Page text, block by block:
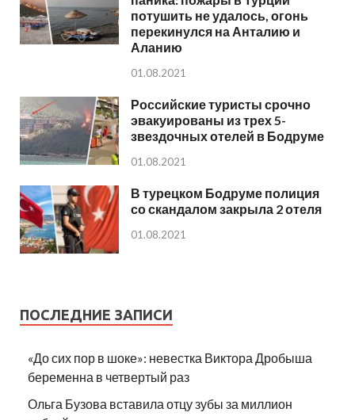
потушить не удалось, огонь
перекинулся на Анталию и
Аланию
01.08.2021
Российские туристы срочно
эвакуированы из трех 5-
звездочных отелей в Бодруме
01.08.2021
В турецком Бодруме полиция
со скандалом закрыла 2 отеля
01.08.2021
ПОСЛЕДНИЕ ЗАПИСИ
«До сих пор в шоке»: невестка Виктора Дробыша
беременна в четвертый раз
Ольга Бузова вставила отцу зубы за миллион